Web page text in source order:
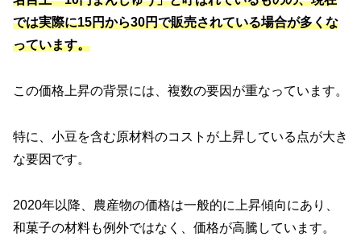
では実際に15円から30円で販売されている場合が多くな
っています。
この価格上昇の背景には、複数の要因が重なっています。
特に、小豆を含む原材料のコストが上昇している点が大き
な要因です。
2020年以降、農産物の価格は一般的に上昇傾向にあり、
和菓子の材料も例外ではなく、価格が高騰しています。